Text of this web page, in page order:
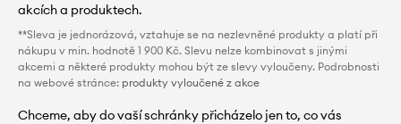
akcích a produktech.
**Sleva je jednorázová, vztahuje se na nezlevněné produkty a platí při
nákupu v min. hodnotě 1 900 Kč. Slevu nelze kombinovat s jinými
akcemi a některé produkty mohou být ze slevy vyloučeny. Podrobnosti
na webové stránce: produkty vyloučené z akce
Chceme, aby do vaší schránky přicházelo jen to, co vás